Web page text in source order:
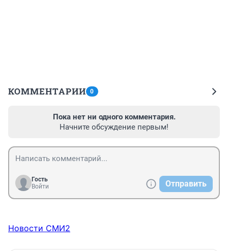
КОММЕНТАРИИ 0
Пока нет ни одного комментария.
Начните обсуждение первым!
Гость
Войти
Отправить
Новости СМИ2